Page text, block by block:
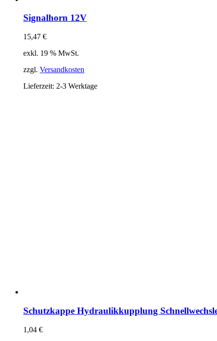
Signalhorn 12V
15,47 €
exkl. 19 % MwSt.
zzgl. Versandkosten
Lieferzeit: 2-3 Werktage
Schutzkappe Hydraulikkupplung
1,04 €